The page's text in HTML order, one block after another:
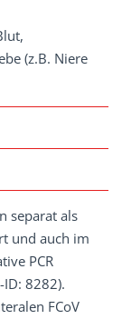
(z.B. Niere
separat als
und auch im
PCR
8282).
FCoV